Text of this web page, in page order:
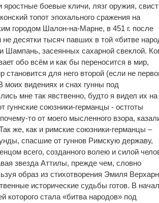
боевые кличи, лязг оружия, свист
топот эпохального сражения на
городом Шалон-на-Марне, в 451 г. после
десятки тысяч павших в той «битве
Шампань, засеянных сахарной свеклой.
обо всём и как бы переносится в мир,
становится для него второй (если не
видениях и снах гунны под
мне так явственно, будто я видел их на
гуннские союзники-германцы - остготы
то от моего мысленного взора,
же, как и римские союзники-германцы –
спасшие от гуннов Римскую державу,
всего, созданного волею и силой
звезда Аттилы, прежде чем, словно
образ из стихотворения Эмиля
исторические судьбы готов. В
которого стала «битва народов» под